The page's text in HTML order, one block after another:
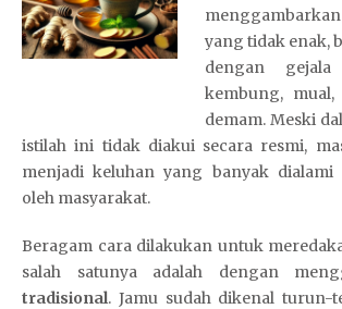
yang tidak enak,
dengan
kembung,
demam. Meski
istilah ini tidak diakui secara resmi,
menjadi keluhan yang banyak dialami
oleh masyarakat.
Beragam cara dilakukan untuk
salah satunya adalah dengan
tradisional. Jamu sudah dikenal turun-